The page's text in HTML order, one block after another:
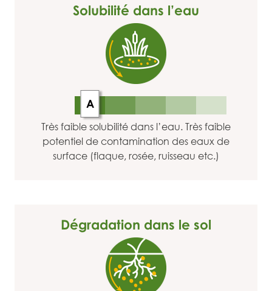
Solubilité dans l’eau
A
Très faible solubilité dans l’eau. Très faible
potentiel de contamination des eaux de
surface (flaque, rosée, ruisseau etc.)
Dégradation dans le sol